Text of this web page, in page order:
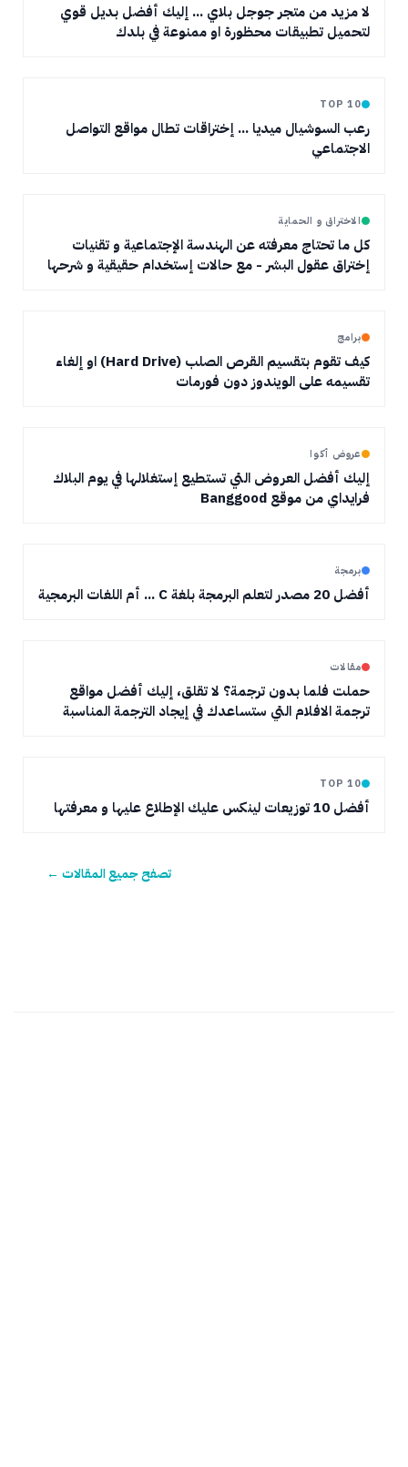
لا مزيد من متجر جوجل بلاي ... إليك أفضل بديل قوي
لتحميل تطبيقات محظورة او ممنوعة في بلدك
TOP 10
رعب السوشيال ميديا ... إختراقات تطال مواقع التواصل
الاجتماعي
الاختراق و الحماية
كل ما تحتاج معرفته عن الهندسة الإجتماعية و تقنيات
إختراق عقول البشر - مع حالات إستخدام حقيقية و شرحها
برامج
كيف تقوم بتقسيم القرص الصلب (Hard Drive) او إلغاء
تقسيمه على الويندوز دون فورمات
عروض أكوا
إليك أفضل العروض التي تستطيع إستغلالها في يوم البلاك
فرايداي من موقع Banggood
برمجة
أفضل 20 مصدر لتعلم البرمجة بلغة C ... أم اللغات البرمجية
مقالات
حملت فلما بدون ترجمة؟ لا تقلق، إليك أفضل مواقع
ترجمة الافلام التي ستساعدك في إيجاد الترجمة المناسبة
TOP 10
أفضل 10 توزيعات لينكس عليك الإطلاع عليها و معرفتها
تصفح جميع المقالات ←